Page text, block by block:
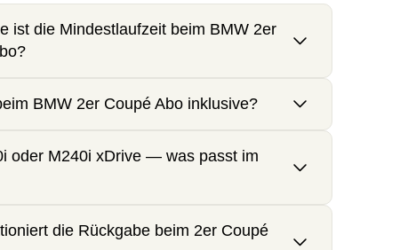
ist die Mindestlaufzeit beim BMW 2er
BMW 2er Coupé Abo inklusive?
oder M240i xDrive — was passt im
die Rückgabe beim 2er Coupé